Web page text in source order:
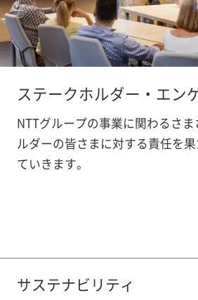
ステークホルダー・エン
NTTグループの事業に関わるさ
ルダーの皆さまに対する責任を
ていきます。
サステナビリティ